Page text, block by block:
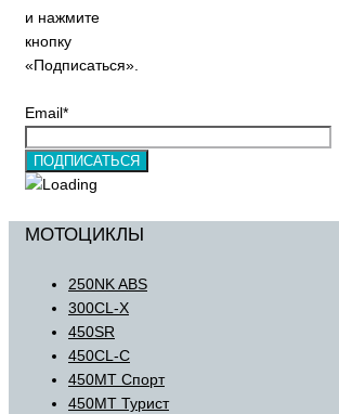
и нажмите
кнопку
«Подписаться».
Email*
МОТОЦИКЛЫ
250NK ABS
300CL-X
450SR
450CL-C
450MT Спорт
450MT Турист